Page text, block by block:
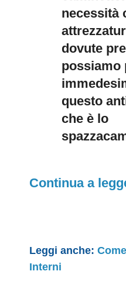
necessità
dovute
possiamo
questo
che è lo
Continua a
Leggi anche:
Interni